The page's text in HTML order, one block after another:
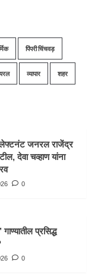
पिंपरी चिंचवड़
व्यापार शहर
जनरल राजेंद्र
देवा चव्हाण यांना
0
प्रसिद्ध
0